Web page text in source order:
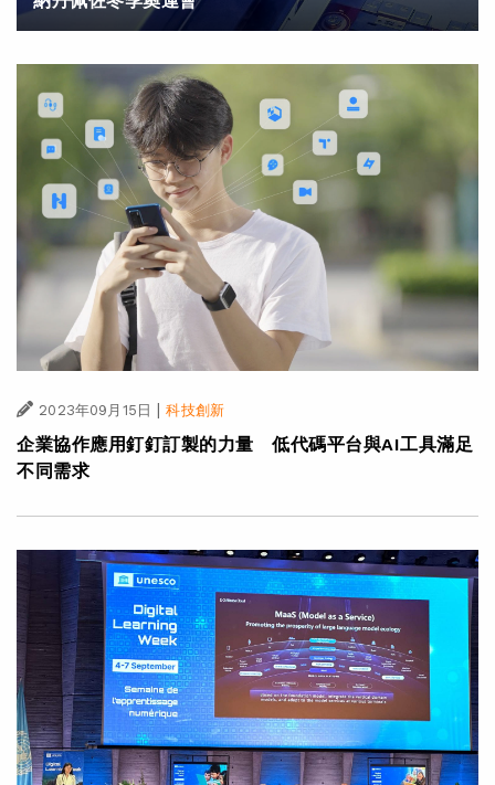
2023年09月15日 科技創新
企業協作應用釘釘訂製的力量 低代碼平台與AI工具滿足
不同需求